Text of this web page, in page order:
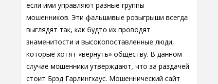
если ими управляют разные группы
мошенников. Эти фальшивые розыгрыши всегда
выглядят так, как будто их проводят
знаменитости и высокопоставленные люди,
которые хотят «вернуть» обществу. В данном
случае мошенники утверждают, что за раздачей
стоит Брэд Гарлингхаус. Мошеннический сайт